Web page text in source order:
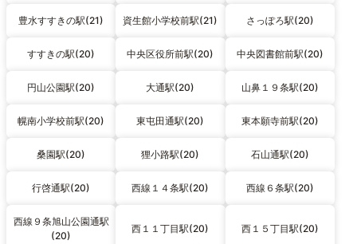
豊水すすきの駅(21) 資生館小学校前駅(21) さっぽろ駅(20)
すすきの駅(20) 中央区役所前駅(20) 中央図書館前駅(20)
円山公園駅(20) 大通駅(20) 山鼻１９条駅(20)
幌南小学校前駅(20) 東屯田通駅(20) 東本願寺前駅(20)
桑園駅(20) 狸小路駅(20) 石山通駅(20)
行啓通駅(20) 西線１４条駅(20) 西線６条駅(20)
西線９条旭山公園通駅
(20)
西１１丁目駅(20) 西１５丁目駅(20)